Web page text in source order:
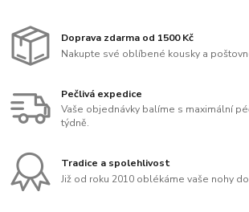
Doprava zdarma od 1500 Kč
Nakupte své oblíbené kousky a
Pečlivá expedice
Vaše objednávky balíme s maximální
týdně.
Tradice a spolehlivost
Již od roku 2010 oblékáme vaše nohy